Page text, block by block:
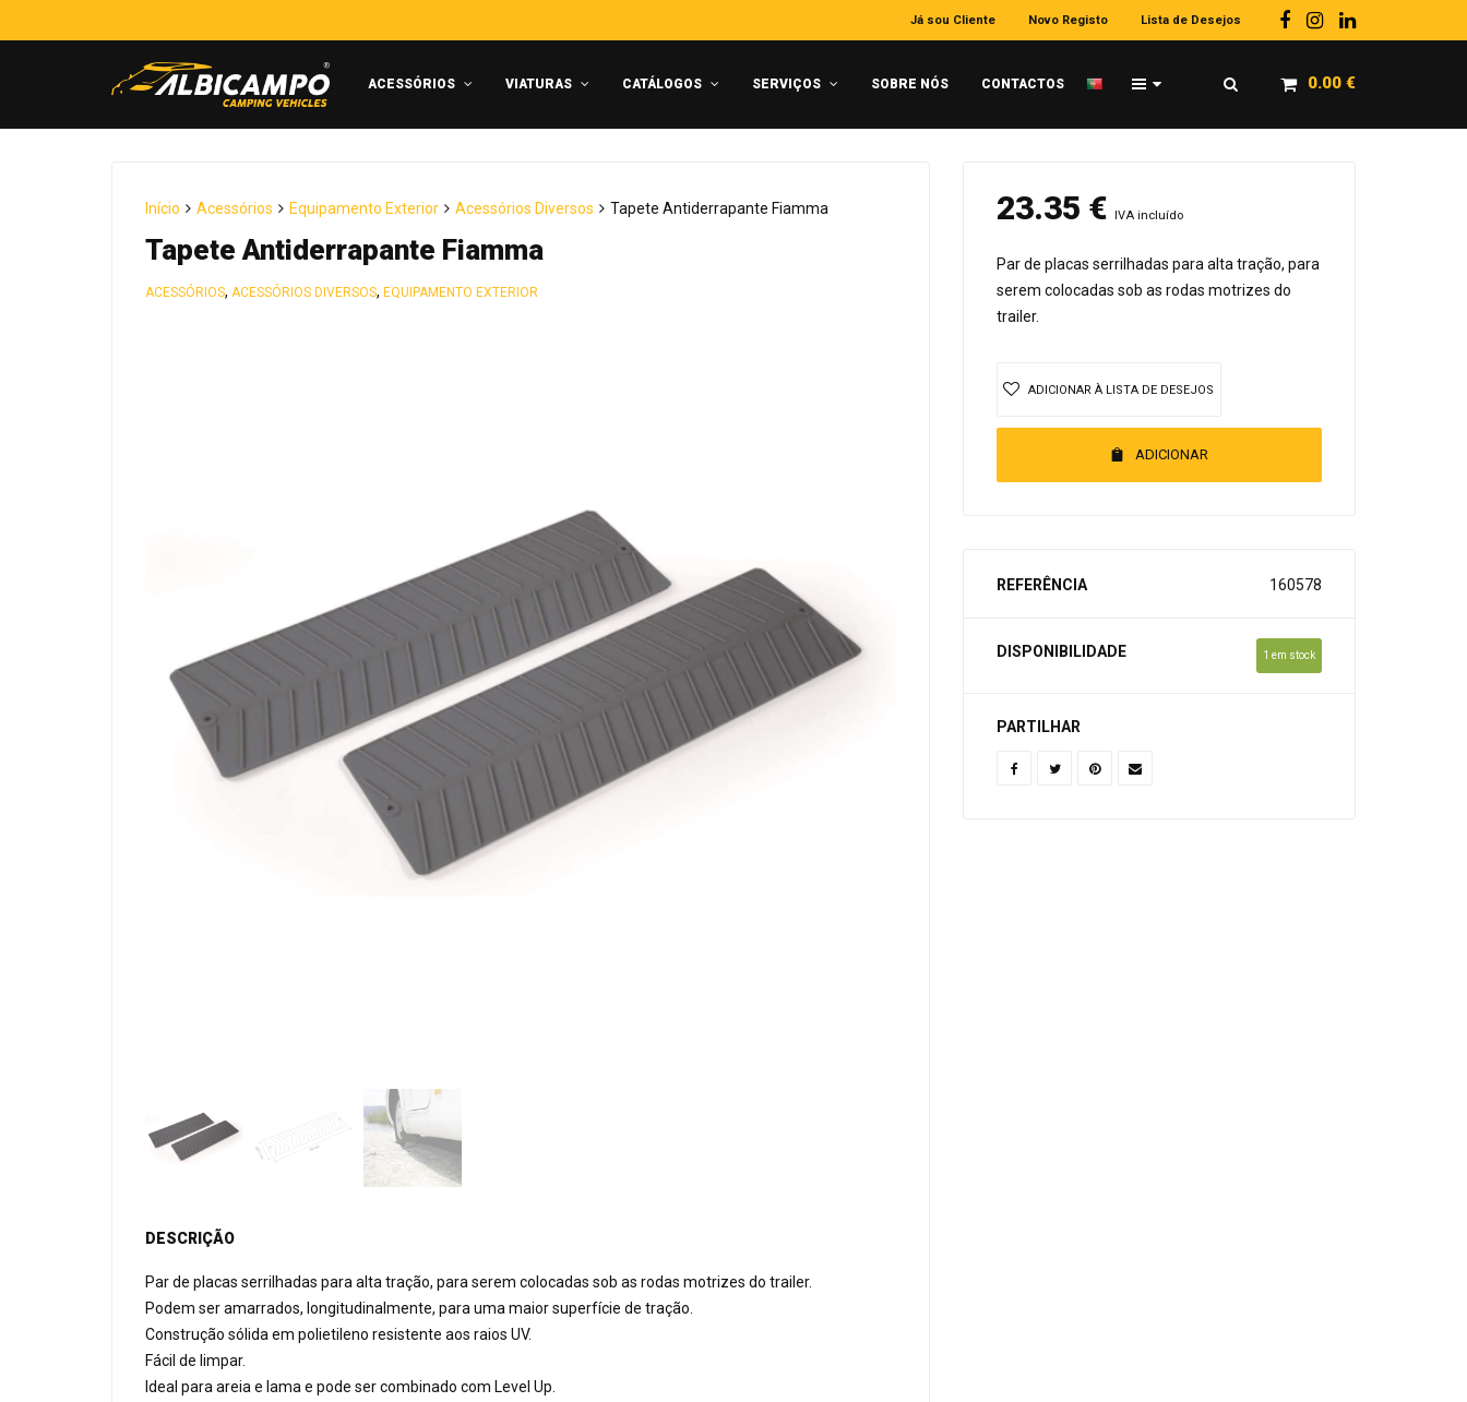
Já sou Cliente Novo Registo Lista de Desejos
ACESSÓRIOS VIATURAS CATÁLOGOS SERVIÇOS SOBRE NÓS CONTACTOS 0.00 €
Início Acessórios Equipamento Exterior Acessórios Diversos Tapete Antiderrapante Fiamma
Tapete Antiderrapante Fiamma
ACESSÓRIOS, ACESSÓRIOS DIVERSOS, EQUIPAMENTO EXTERIOR
DESCRIÇÃO
Par de placas serrilhadas para alta tração, para serem colocadas sob as rodas motrizes do trailer.
Podem ser amarrados, longitudinalmente, para uma maior superfície de tração.
Construção sólida em polietileno resistente aos raios UV.
Fácil de limpar.
Ideal para areia e lama e pode ser combinado com Level Up.
23.35 € IVA incluído
Par de placas serrilhadas para alta tração, para
serem colocadas sob as rodas motrizes do
trailer.
ADICIONAR
ADICIONAR À LISTA DE DESEJOS
REFERÊNCIA 160578
DISPONIBILIDADE 1 em stock
PARTILHAR